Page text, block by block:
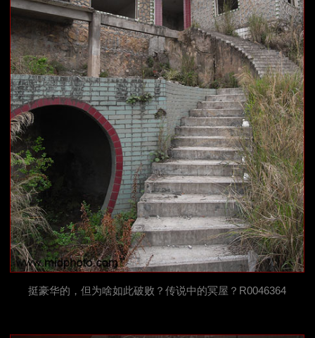
挺豪华的，但为啥如此破败？传说中的冥屋？R0046364